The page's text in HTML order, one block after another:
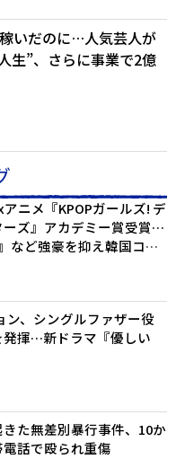
いだのに…人気芸人が
生”、さらに事業で2億
アニメ『KPOPガールズ! デ
ーズ』アカデミー賞受賞…
など強豪を抑え韓国コン
ン、シングルファザー役
発揮…新ドラマ『優しい
た無差別暴行事件、10か
話で殴られ重傷